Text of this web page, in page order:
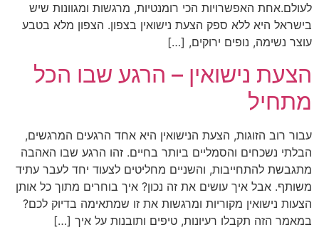
לעולם.אחת האפשרויות הכי רומנטיות, מרגשות ומגוונות שיש
בישראל היא ללא ספק הצעת נישואין בצפון. הצפון מלא בטבע
עוצר נשימה, נופים ירוקים, […]
הצעת נישואין – הרגע שבו הכל
מתחיל
עבור רוב הזוגות, הצעת הנישואין היא אחד הרגעים המרגשים,
הבלתי נשכחים והסמליים ביותר בחיים. זהו הרגע שבו האהבה
מתגבשת להתחייבות, והשניים מחליטים לצעוד יחד לעבר עתיד
משותף. אבל איך עושים את זה נכון? איך בוחרים מתוך כל אותן
הצעות נישואין מקוריות ומרגשות את זו שמתאימה בדיוק לכם?
במאמר הזה תקבלו רעיונות, טיפים ותובנות על איך […]